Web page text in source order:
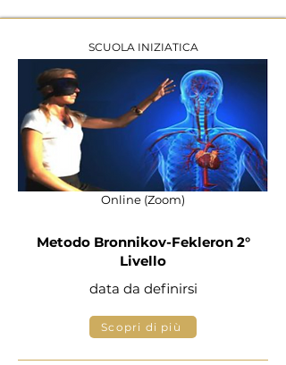
SCUOLA INIZIATICA
Online (Zoom)
Metodo Bronnikov-Fekleron 2°
Livello
data da definirsi
Scopri di più